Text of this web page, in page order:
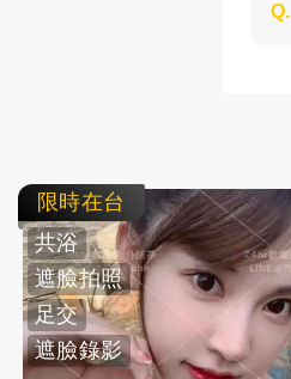
Q.
限時在台
共浴
遮臉拍照
足交
遮臉錄影